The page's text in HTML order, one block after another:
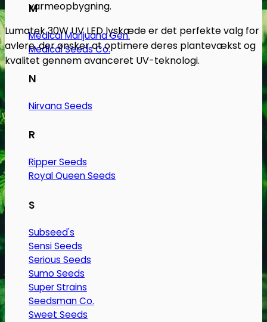
M
Medical Marijuana Gen.
Medical Seeds Co.
N
Nirvana Seeds
R
Ripper Seeds
Royal Queen Seeds
S
Subseed's
Sensi Seeds
Serious Seeds
Sumo Seeds
Super Strains
Seedsman Co.
Sweet Seeds
varmeopbygning.
Lumatek 30W UV LED lyskæde er det perfekte valg for
avlere, der ønsker at optimere deres plantevækst og
kvalitet gennem avanceret UV-teknologi.